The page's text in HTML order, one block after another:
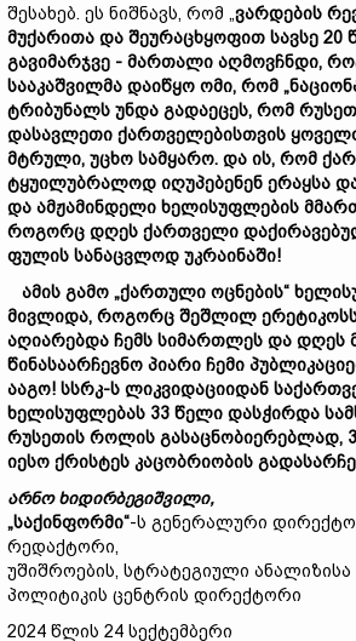
შესახებ. ეს ნიშნავს, რომ „ვარდების
მუქარითა და შეურაცხყოფით სავსე 20
გავიმარჯვე - მართალი აღმოვჩნდი,
სააკაშვილმა დაიწყო ომი, რომ „
ტრიბუნალს უნდა გადაეცეს, რომ
დასავლეთი ქართველებისთვის
მტრული, უცხო სამყარო. და ის, რომ
ტყუილუბრალოდ იღუპებენენ ერაყსა
და ამჟამინდელი ხელისუფლების
როგორც დღეს ქართველი
ფულის სანაცვლოდ უკრაინაში!
ამის გამო „ქართული ოცნების“
მივლიდა, როგორც შეშლილ
აღიარებდა ჩემს სიმართლეს და დღეს
წინასაარჩევნო პიარი ჩემი
ააგო! სსრკ-ს ლიკვიდაციიდან
ხელისუფლებას 33 წელი დასჭირდა
რუსეთის როლის გასაცნობიერებლად,
იესო ქრისტეს კაცობრიობის გადასა
არნო ხიდირბეგიშვილი,
„საქინფორმი“-ს გენერალური
რედაქტორი,
უშიშროების, სტრატეგიული
პოლიტიკის ცენტრის დირექტორი
2024 წლის 24 სექტემბერი